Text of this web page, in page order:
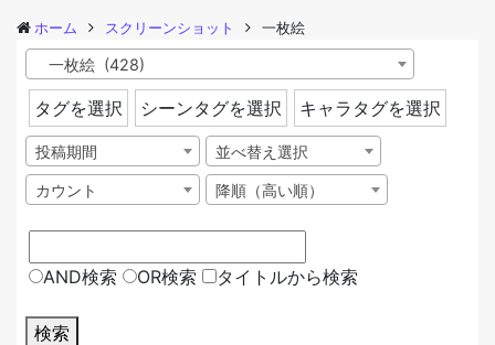
ホーム スクリーンショット 一枚絵
一枚絵 (428)
タグを選択 シーンタグを選択 キャラタグを選択
投稿期間 並べ替え選択
カウント 降順（高い順）
AND検索 OR検索 タイトルから検索
検索